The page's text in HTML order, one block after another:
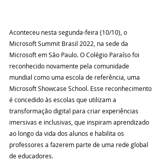
Aconteceu nesta segunda-feira (10/10), o
Microsoft Summit Brasil 2022, na sede da
Microsoft em São Paulo. O Colégio Paraíso foi
reconhecido novamente pela comunidade
mundial como uma escola de referência, uma
Microsoft Showcase School. Esse reconhecimento
é concedido às escolas que utilizam a
transformação digital para criar experiências
imersivas e inclusivas, que inspiram aprendizado
ao longo da vida dos alunos e habilita os
professores a fazerem parte de uma rede global
de educadores.